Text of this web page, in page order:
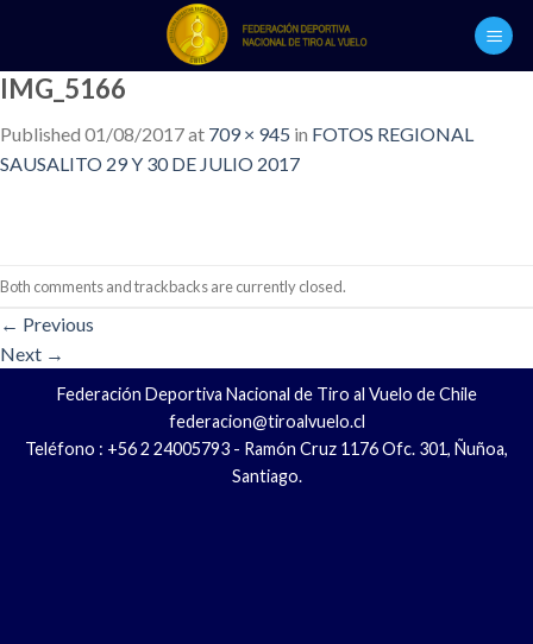
content
IMG_5166
Published 01/08/2017at 709 × 945 in FOTOS REGIONAL
SAUSALITO 29 Y 30 DE JULIO 2017
Both comments and trackbacks are currently closed.
← Previous
Next →
Federación Deportiva Nacional de Tiro al Vuelo de Chile
federacion@tiroalvuelo.cl
Teléfono : +56 2 24005793 - Ramón Cruz 1176 Ofc. 301, Ñuñoa,
Santiago.